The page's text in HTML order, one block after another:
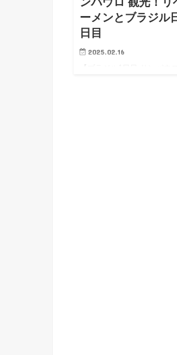
ーメンとブラジル
日目
2025.02.16